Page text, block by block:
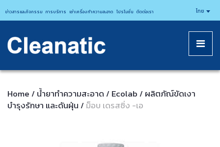
CLEANATICJ
ข่าวสารและกิจกรรม การบริการ เช่าเครื่องทำความสะอาด โปรโมชั่น ติดต่อเรา ไทย
Home / น้ำยาทำความสะอาด / Ecolab / ผลิตภัณ์ขัดเงา
บำรุงรักษา และดันฝุ่น / ม็อบ เดรสซิ่ง -เอ